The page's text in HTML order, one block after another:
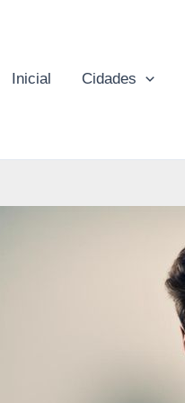
Inicial Cidades